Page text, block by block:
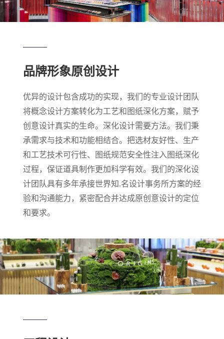
品牌形象原创设计
优异的设计包含成功的实现，我们的专业设计团队
将概念设计方案转化为工艺和图纸深化方案，赋予
创意设计真实的生命。深化设计需要方法。我们秉
承需求与技术和功能相结合。把选材友好性、生产
和工艺技术可行性、图纸规范安全性注入图纸深化
过程，保证道具制作更加科学有效。我们的深化设
计团队具有多年承接世界知.名设计事务所方案的经
验和沟通能力，紧密配合并达成原创意设计的定位
和要求。